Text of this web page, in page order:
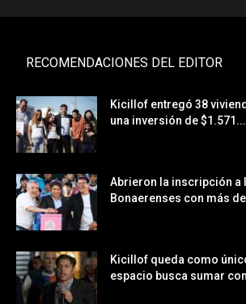
RECOMENDACIONES DEL EDITOR
Kicillof entregó 38
una inversión de $1.571...
Abrieron la inscripción a
Bonaerenses con más
Kicillof queda como
espacio busca sumar